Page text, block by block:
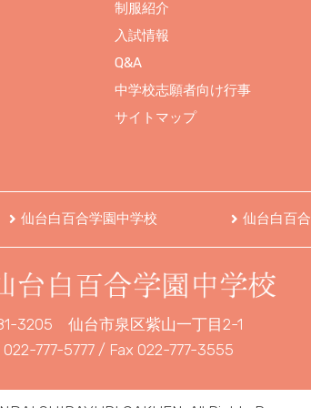
制服紹介
入試情報
Q&A
中学校志願者向け行事
サイトマップ
仙台白百合学園中学校 仙台白百
3205仙台市泉区紫山一丁目2-1
022-777-5777 / Fax 022-777-3555